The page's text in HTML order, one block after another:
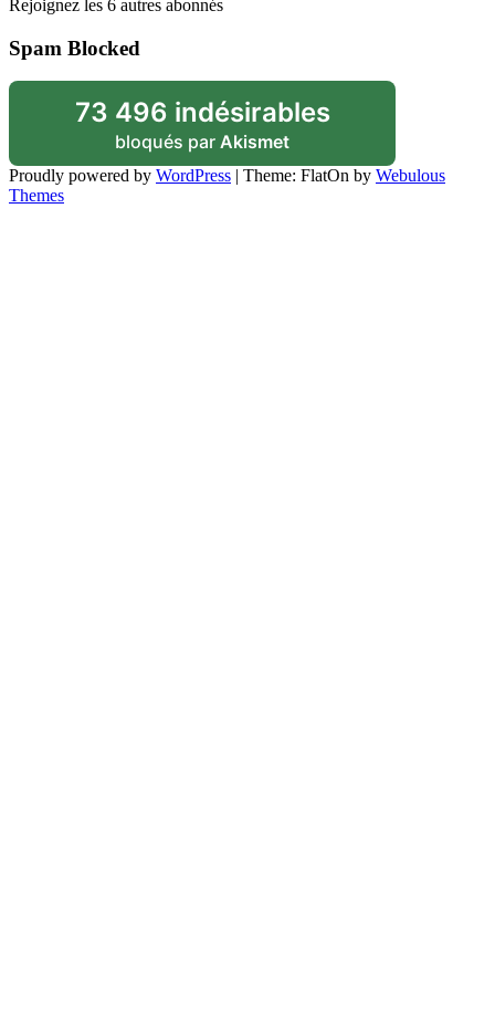
Rejoignez les 6 autres abonnés
Spam Blocked
73 496 indésirables
bloqués par Akismet
Proudly powered by WordPress | Theme: FlatOn by Webulous
Themes